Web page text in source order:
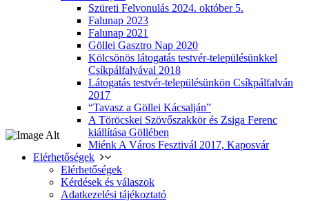
Szüreti Felvonulás 2024. október 5.
Falunap 2023
Falunap 2021
Göllei Gasztro Nap 2020
Kölcsönös látogatás testvér-településünkkel
Csíkpálfalvával 2018
Látogatás testvér-településünkön Csíkpálfalván
2017
“Tavasz a Göllei Kácsalján”
A Töröcskei Szövőszakkör és Zsiga Ferenc
kiállítása Göllében
Miénk A Város Fesztivál 2017, Kaposvár
Elérhetőségek
Elérhetőségek
Kérdések és válaszok
Adatkezelési tájékoztató